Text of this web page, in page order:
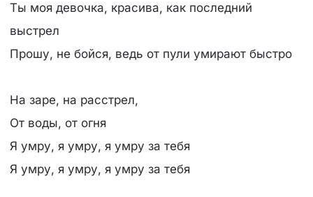
Ты моя девочка, красива, как последний
выстрел
Прошу, не бойся, ведь от пули умирают быстро
На заре, на расстрел,
От воды, от огня
Я умру, я умру, я умру за тебя
Я умру, я умру, я умру за тебя